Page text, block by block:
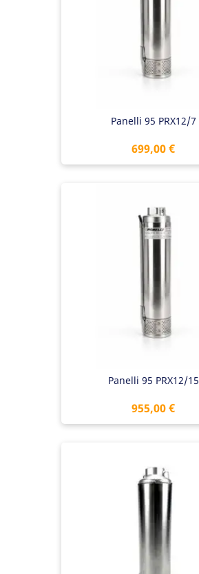
Panelli 95 PRX12/7
Preis
699,00 €
Panelli 95 PRX12/15
Preis
955,00 €